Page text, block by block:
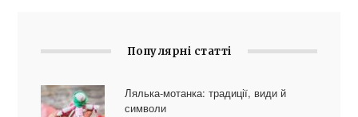
Популярні статті
Лялька-мотанка: традиції, види й
символи